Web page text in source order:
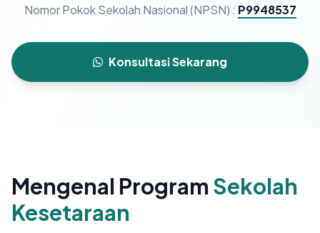
Nomor Pokok Sekolah Nasional (NPSN) : P9948537
Konsultasi Sekarang
Mengenal Program Sekolah
Kesetaraan